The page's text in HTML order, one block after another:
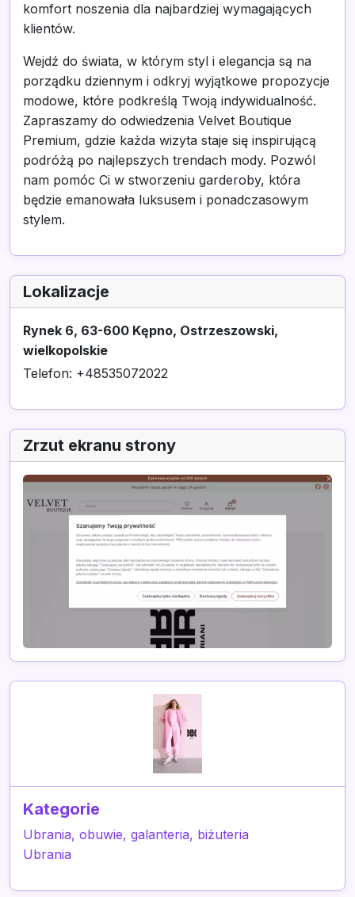
komfort noszenia dla najbardziej wymagających
klientów.
Wejdź do świata, w którym styl i elegancja są na
porządku dziennym i odkryj wyjątkowe propozycje
modowe, które podkreślą Twoją indywidualność.
Zapraszamy do odwiedzenia Velvet Boutique
Premium, gdzie każda wizyta staje się inspirującą
podróżą po najlepszych trendach mody. Pozwól
nam pomóc Ci w stworzeniu garderoby, która
będzie emanowała luksusem i ponadczasowym
stylem.
Lokalizacje
Rynek 6, 63-600 Kępno, Ostrzeszowski,
wielkopolskie
Telefon: +48535072022
Zrzut ekranu strony
Kategorie
Ubrania, obuwie, galanteria, biżuteria
Ubrania